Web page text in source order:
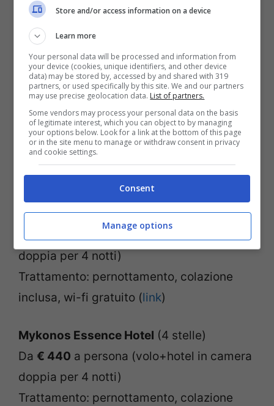
doppia per 4 notti)
Trattamento: pernottamento e colazione a
buffet, wi-fi gratuito (link)
San Antonio Summerland(4 stelle)
Da€ 325a persona (volo+hotel in camera
doppia per 4 notti)
Trattamento: pernottamento e colazione a
buffet, wi-fi gratuito (link)
Livin Mykonos Hotel(3 stelle)
Da
a persona (volo+hotel in camera
doppia per 4 notti)
Trattamento: pernottamento, colazione
inclusa, wi-fi gratuito (link)
Mykonos Essence Hotel (4 stelle)
Da € 440 a persona (volo+hotel in camera
doppia per 4 notti)
Trattamento: pernottamento, colazione
Store and/or access information on a device
Learn more
Your personal data will be processed and information from
your device (cookies, unique identifiers, and other device
data) may be stored by, accessed by and shared with 319
partners, or used specifically by this site. We and our partners
may use precise geolocation data. List of partners.
Some vendors may process your personal data on the basis
of legitimate interest, which you can object to by managing
your options below. Look for a link at the bottom of this page
or in the site menu to manage or withdraw consent in privacy
and cookie settings.
Consent
Manage options